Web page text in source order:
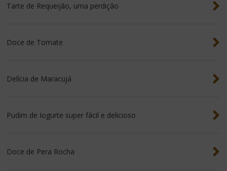
Tarte de Requeijão, uma perdição
Doce de Tomate
Delícia de Maracujá
Pudim de Iogurte super fácil e delicioso
Doce de Pera Rocha